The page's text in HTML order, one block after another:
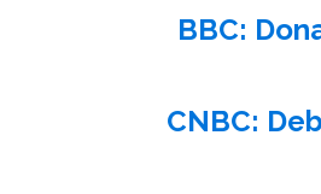
BBC:
CNBC: